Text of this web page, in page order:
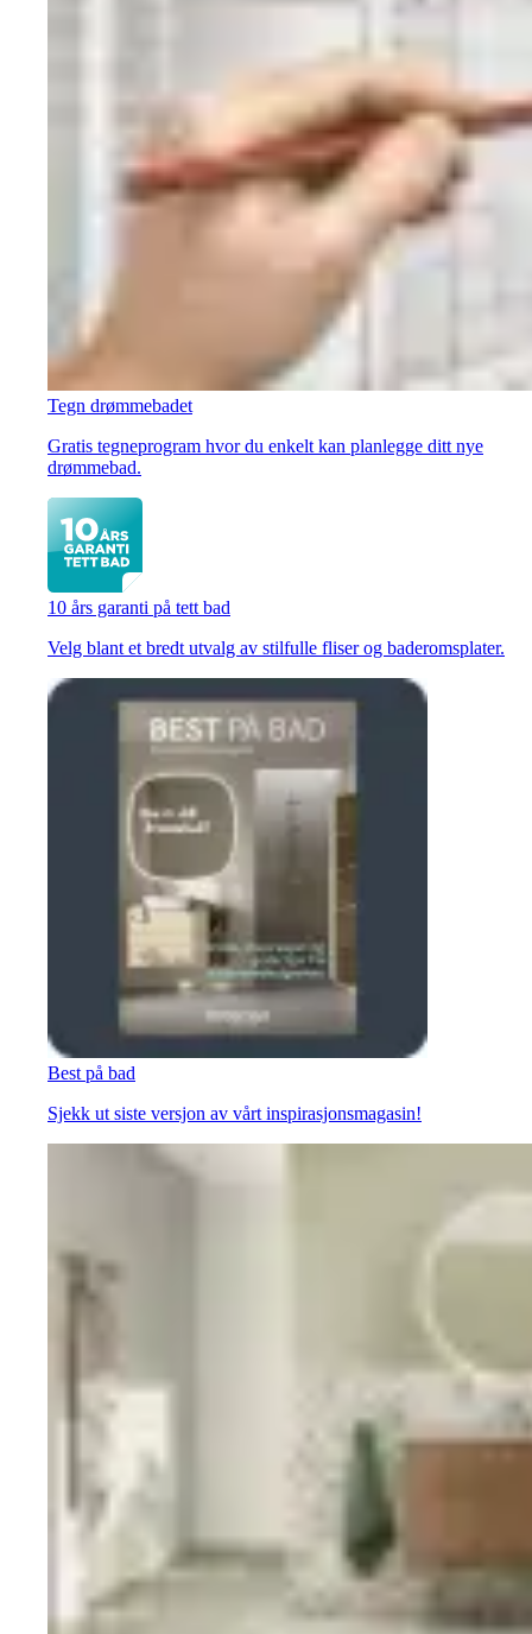
Tegn drømmebadet
Gratis tegneprogram hvor du enkelt kan planlegge ditt nye
drømmebad.
10 års garanti på tett bad
Velg blant et bredt utvalg av stilfulle fliser og baderomsplater.
Best på bad
Sjekk ut siste versjon av vårt inspirasjonsmagasin!